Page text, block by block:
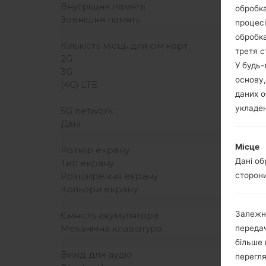
Внутрішня память
Зовнішня память
Кількість місць для сім карт
2G
3G
(4G) LTE
5G network
Дані
Розмір екрану
Тип екрану
Розширення екрану
Кольори екрану
Ємність акумулятора
Механічна клавіатура
Вихід для аудіо
третя
У будь-
даних
Місце
Дані
більше